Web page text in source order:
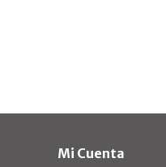
Mi Cuenta